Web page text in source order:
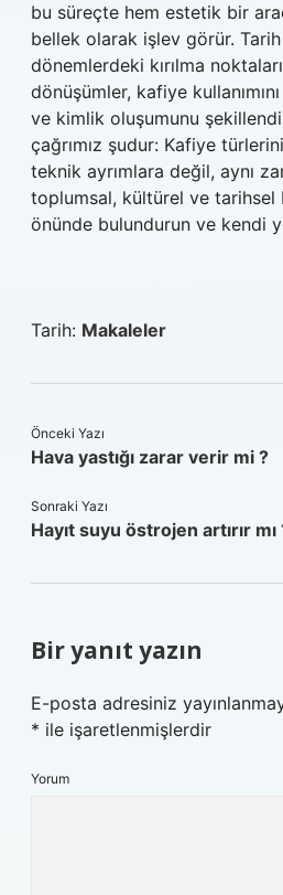
bu süreçte hem estetik bir
bellek olarak işlev görür.
dönemlerdeki kırılma
dönüşümler, kafiye
ve kimlik oluşumunu
çağrımız şudur: Kafiye
teknik ayrımlara değil, aynı
toplumsal, kültürel ve tarihsel
önünde bulundurun ve kendi
Tarih: Makaleler
Önceki Yazı
Hava yastığı zarar verir mi ?
Sonraki Yazı
Hayıt suyu östrojen artırır mı
Bir yanıt yazın
E-posta adresiniz
* ile işaretlenmişlerdir
Yorum